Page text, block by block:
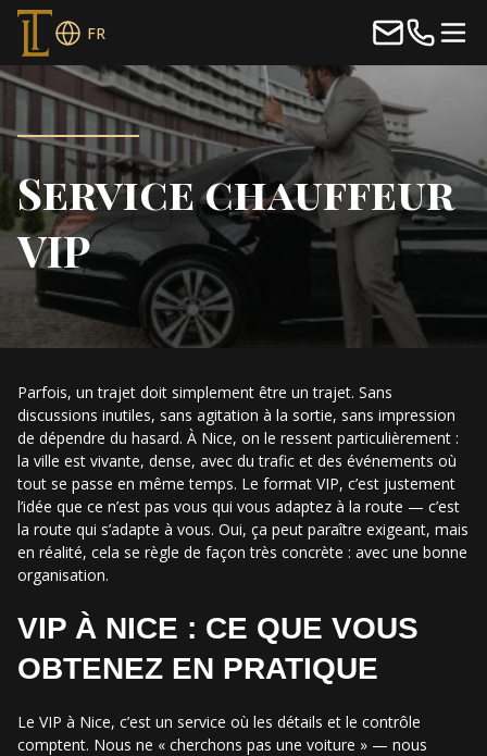
FR
Service chauffeur
VIP
Parfois, un trajet doit simplement être un trajet. Sans
discussions inutiles, sans agitation à la sortie, sans impression
de dépendre du hasard. À Nice, on le ressent particulièrement :
la ville est vivante, dense, avec du trafic et des événements où
tout se passe en même temps. Le format VIP, c’est justement
l’idée que ce n’est pas vous qui vous adaptez à la route — c’est
la route qui s’adapte à vous. Oui, ça peut paraître exigeant, mais
en réalité, cela se règle de façon très concrète : avec une bonne
organisation.
VIP À NICE : CE QUE VOUS
OBTENEZ EN PRATIQUE
Le VIP à Nice, c’est un service où les détails et le contrôle
comptent. Nous ne « cherchons pas une voiture » — nous